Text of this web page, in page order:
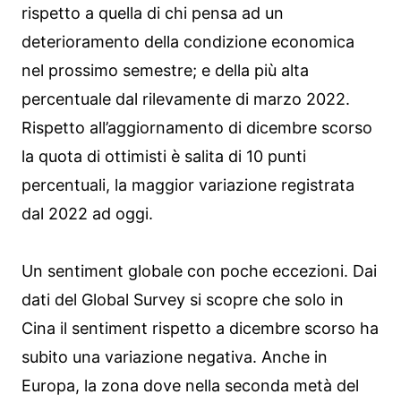
rispetto a quella di chi pensa ad un
deterioramento della condizione economica
nel prossimo semestre; e della più alta
percentuale dal rilevamente di marzo 2022.
Rispetto all’aggiornamento di dicembre scorso
la quota di ottimisti è salita di 10 punti
percentuali, la maggior variazione registrata
dal 2022 ad oggi.
Un sentiment globale con poche eccezioni. Dai
dati del Global Survey si scopre che solo in
Cina il sentiment rispetto a dicembre scorso ha
subito una variazione negativa. Anche in
Europa, la zona dove nella seconda metà del